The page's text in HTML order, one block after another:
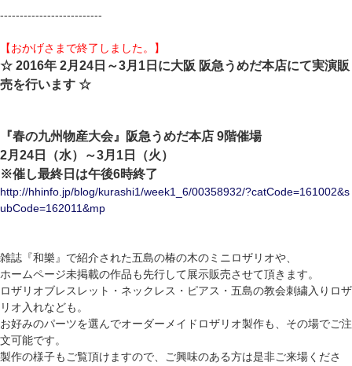
--------------------------
【おかげさまで終了しました。】
☆ 2016年 2月24日～3月1日に大阪 阪急うめだ本店にて実演販
売を行います ☆
『春の九州物産大会』阪急うめだ本店 9階催場
2月24日（水）～3月1日（火）
※催し最終日は午後6時終了
http://hhinfo.jp/blog/kurashi1/week1_6/00358932/?catCode=161002&s
ubCode=162011&mp
雑誌『和樂』で紹介された五島の椿の木のミニロザリオや、
ホームページ未掲載の作品も先行して展示販売させて頂きます。
ロザリオブレスレット・ネックレス・ピアス・五島の教会刺繍入りロザ
リオ入れなども。
お好みのパーツを選んでオーダーメイドロザリオ製作も、その場でご注
文可能です。
製作の様子もご覧頂けますので、ご興味のある方は是非ご来場くださ